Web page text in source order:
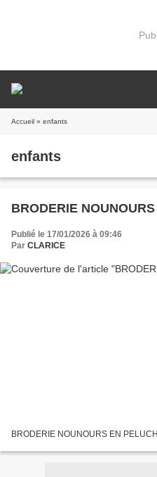
Accueil » enfants
enfants
BRODERIE
Publié le 17/01/2026 à 09:46
Par CLARICE
BRODERIE NOUNOURS EN